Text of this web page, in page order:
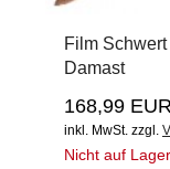
Film
Damast
168,99 EUR
inkl. MwSt. zzgl.
Nicht auf Lager